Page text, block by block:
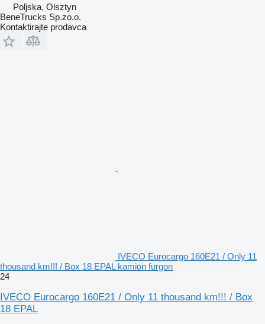
Poljska, Olsztyn
BeneTrucks Sp.zo.o.
Kontaktirajte prodavca
IVECO Eurocargo 160E21 / Only 11
thousand km!!! / Box 18 EPAL kamion furgon
24
IVECO Eurocargo 160E21 / Only 11 thousand km!!! / Box
18 EPAL